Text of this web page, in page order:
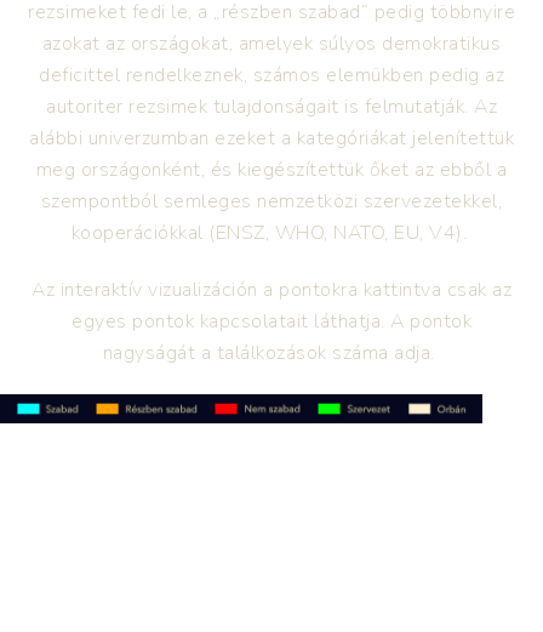
rezsimeket fedi le, a „részben szabad” pedig többnyire
azokat az országokat, amelyek súlyos demokratikus
deficittel rendelkeznek, számos elemükben pedig az
autoriter rezsimek tulajdonságait is felmutatják. Az
alábbi univerzumban ezeket a kategóriákat jelenítettük
meg országonként, és kiegészítettük őket az ebből a
szempontból semleges nemzetközi szervezetekkel,
kooperációkkal (ENSZ, WHO, NATO, EU, V4).
Az interaktív vizualizáción a pontokra kattintva csak az
egyes pontok kapcsolatait láthatja. A pontok
nagyságát a találkozások száma adja.